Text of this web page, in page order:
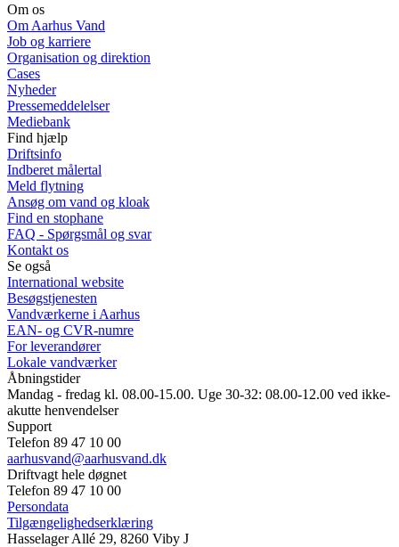
Om os
Om Aarhus Vand
Job og karriere
Organisation og direktion
Cases
Nyheder
Pressemeddelelser
Mediebank
Find hjælp
Driftsinfo
Indberet målertal
Meld flytning
Ansøg om vand og kloak
Find en stophane
FAQ - Spørgsmål og svar
Kontakt os
Se også
International website
Besøgstjenesten
Vandværkerne i Aarhus
EAN- og CVR-numre
For leverandører
Lokale vandværker
Åbningstider
Mandag - fredag kl. 08.00-15.00. Uge 30-32: 08.00-12.00 ved ikke-
akutte henvendelser
Support
Telefon 89 47 10 00
aarhusvand@aarhusvand.dk
Driftvagt hele døgnet
Telefon 89 47 10 00
Persondata
Tilgængelighedserklæring
Hasselager Allé 29, 8260 Viby J